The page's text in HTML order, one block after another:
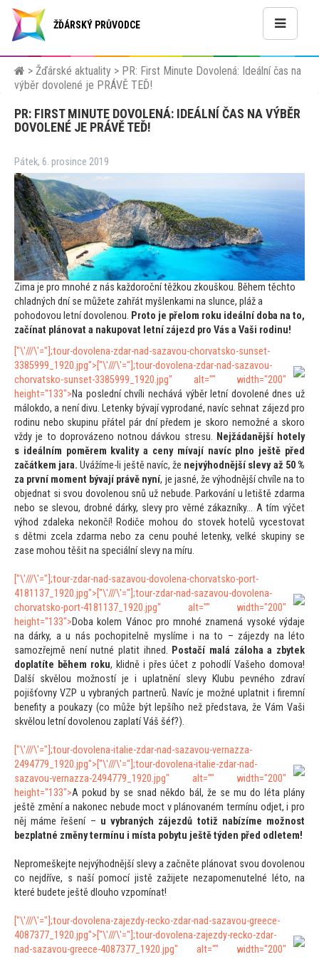
ŽĎÁRSKÝ PRŮVODCE
> Žďárské aktuality > PR: First Minute Dovolená: Ideální čas na
výběr dovolené je PRÁVĚ TEĎ!
PR: FIRST MINUTE DOVOLENÁ: IDEÁLNÍ ČAS NA VÝBĚR
DOVOLENÉ JE PRÁVĚ TEĎ!
Pátek, 6. prosince 2019
Zima je pro mnohé z nás každoroční těžkou zkouškou. Během těchto
chladných dní se můžete zahřát myšlenkami na slunce, pláž a
pohodovou letní dovolenou. Proto je přelom roku ideální doba na to,
začínat plánovat a nakupovat letní zájezd pro Vás a Vaši rodinu!
["\'///\'="];tour-dovolena-zdar-nad-sazavou-chorvatsko-sunset-
3385999_1920.jpg"> ["\'///\'="];tour-dovolena-zdar-nad-sazavou-
chorvatsko-sunset-3385999_1920.jpg" alt="" width="200"
height="133">Na poslední chvíli nechává výběr letní dovolené dnes už
málokdo, a není divu. Letenky bývají vyprodané, navíc sehnat zájezd pro
rodinu nebo skupinu přátel pár dní předem je skoro nemožné a skoro
vždy je to doprovázeno notnou dávkou stresu. Nejžádanější hotely
s ideálním poměrem kvality a ceny mívají navíc plno ještě před
začátkem jara. Uvážíme-li ještě navíc, že nejvýhodnější slevy až 50 %
za první moment bývají právě nyní, je jasné, že výhodnější chvíle nato
objednat si svou dovolenou snů už nebude. Parkování u letiště zdarma
nebo se slevou, drobné dárky, slevy pro věrné zákazníky… A tím výčet
výhod zdaleka nekončí! Rodiče mohou do stovek hotelů vycestovat
s dětmi zcela zdarma nebo za cenu pouhé letenky, velké skupiny se
zase mohou těšit na speciální slevy na míru.
["\'///\'="];tour-zdar-nad-sazavou-dovolena-chorvatsko-port-
4181137_1920.jpg"> ["\'///\'="];tour-zdar-nad-sazavou-dovolena-
chorvatsko-port-4181137_1920.jpg" alt="" width="200"
height="133">Doba kolem Vánoc pro mnohé znamená vysoké výdaje
na dárky, a u nás pochopitelně myslíme i nato – zájezdy na léto
samozřejmě není nutné platit ihned. Postačí malá záloha a zbytek
doplatíte během roku, klidně i přes účet z pohodlí Vašeho domova!
Další skvělou možností je i uplatnění slevy Klubu pevného zdraví
pojišťovny VZP u vybraných partnerů. Navíc je možné uplatnit i firemní
benefity a poukazy (co může být lepšího než představa, že Vám Vaši
skvělou letní dovolenou zaplatí Váš šéf?).
["\'///\'="];tour-dovolena-italie-zdar-nad-sazavou-vernazza-
2494779_1920.jpg"> ["\'///\'="];tour-dovolena-italie-zdar-nad-
sazavou-vernazza-2494779_1920.jpg" alt="" width="200"
height="133">A pokud by se snad někdo bál, že se mu do léta plány
ještě změní a nakonec nebude moct v plánovaném termínu odjet, i pro
něj máme řešení – u vybraných zájezdů totiž nabízíme možnost
bezplatné změny termínu i místa pobytu ještě týden před odletem!
Nepromeškejte nejvýhodnější slevy a začněte plánovat svou dovolenou
co nejdříve, s naší pomocí jistě zažijete nezapomenutelné léto, na
které budete ještě dlouho vzpomínat!
["\'///\'="];tour-dovolena-zajezdy-recko-zdar-nad-sazavou-greece-
4087377_1920.jpg"> ["\'///\'="];tour-dovolena-zajezdy-recko-zdar-
nad-sazavou-greece-4087377_1920.jpg" alt="" width="200"